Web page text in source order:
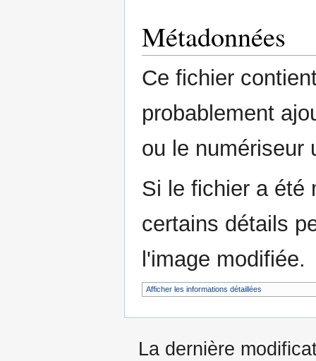
Métadonnées
Ce fichier
probablement
ou le numériseur
Si le fichier a été
certains détails
l'image modifiée.
Afficher les informations détaillées
La dernière